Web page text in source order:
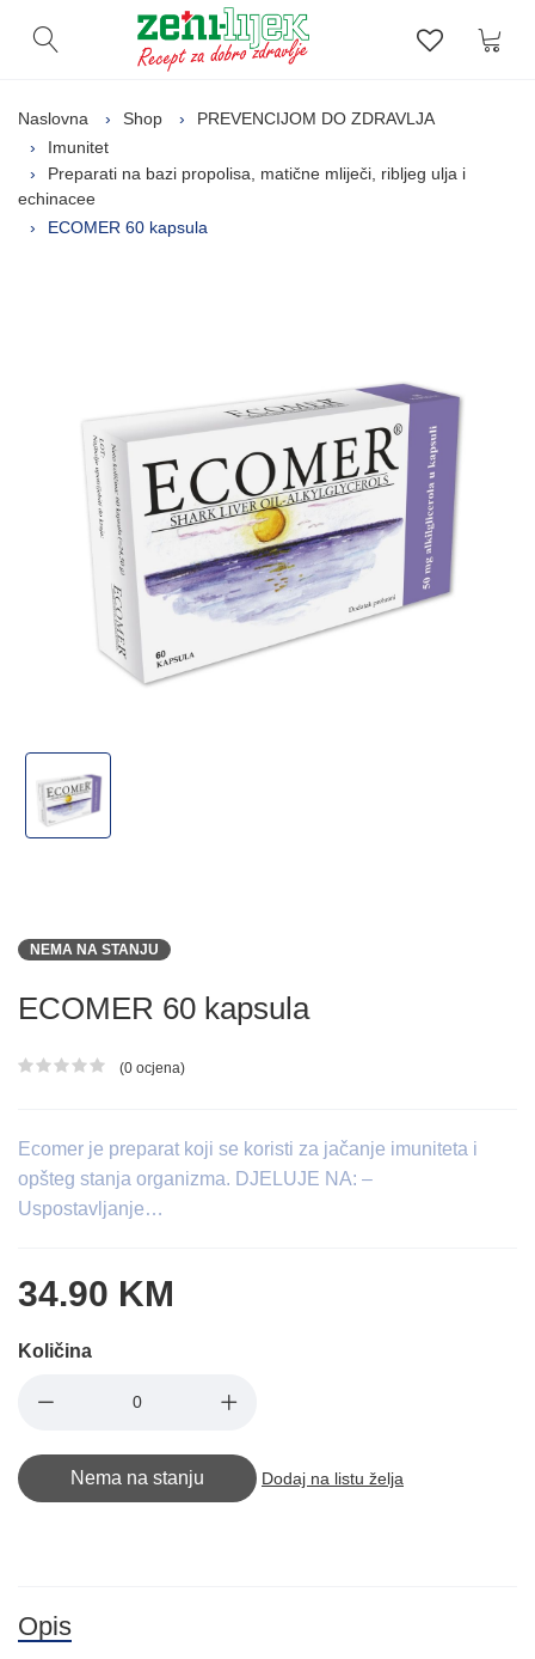
Otvori pretragu Lista
Naslovna Shop
PREVENCIJOM DO ZDRAVLJA
Imunitet
Preparati na bazi propolisa, matične mliječi, ribljeg ulja i
echinacee
ECOMER 60 kapsula
NEMA NA STANJU
ECOMER 60 kapsula
Ocjena proizvoda
(0 ocjena)
Ecomer je preparat koji se koristi za jačanje imuniteta i
opšteg stanja organizma. DJELUJE NA: –
Uspostavljanje…
34.90 KM
Količina
Nema na stanju Dodaj na listu želja
Opis